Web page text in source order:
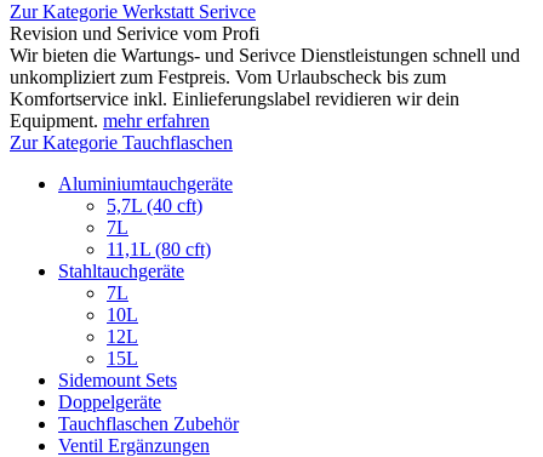
Zur Kategorie Werkstatt Serivce
Revision und Serivice vom Profi
Wir bieten die Wartungs- und Serivce Dienstleistungen schnell und
unkompliziert zum Festpreis. Vom Urlaubscheck bis zum
Komfortservice inkl. Einlieferungslabel revidieren wir dein
Equipment. mehr erfahren
Zur Kategorie Tauchflaschen
Aluminiumtauchgeräte
5,7L (40 cft)
7L
11,1L (80 cft)
Stahltauchgeräte
7L
10L
12L
15L
Sidemount Sets
Doppelgeräte
Tauchflaschen Zubehör
Ventil Ergänzungen